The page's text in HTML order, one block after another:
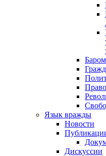
Право
Язык вражды
Новости
Дискуссии